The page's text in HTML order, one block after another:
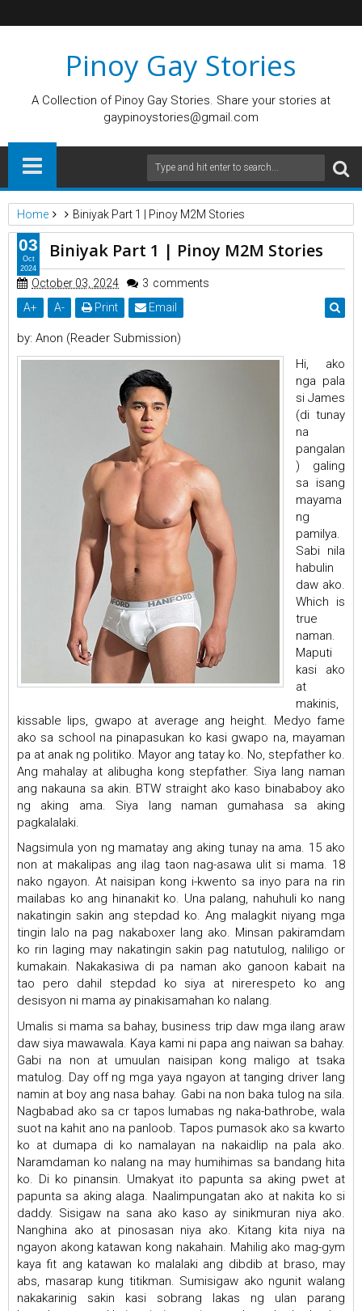
Pinoy Gay Stories
A Collection of Pinoy Gay Stories. Share your stories at
gaypinoystories@gmail.com
Home Biniyak Part 1 | Pinoy M2M Stories
Biniyak Part 1 | Pinoy M2M Stories
October 03, 2024 3 comments
A+ A- Print Email
by: Anon (Reader Submission)
Hi, ako
nga pala
si James
(di tunay
na
pangalan
) galing
sa isang
mayama
ng
pamilya.
Sabi nila
habulin
daw ako.
Which is
true
naman.
Maputi
kasi ako
at
makinis,
kissable lips, gwapo at average ang height. Medyo fame
ako sa school na pinapasukan ko kasi gwapo na, mayaman
pa at anak ng politiko. Mayor ang tatay ko. No, stepfather ko.
Ang mahalay at alibugha kong stepfather. Siya lang naman
ang nakauna sa akin. BTW straight ako kaso binababoy ako
ng aking ama. Siya lang naman gumahasa sa aking
pagkalalaki.
Nagsimula yon ng mamatay ang aking tunay na ama. 15 ako
non at makalipas ang ilag taon nag-asawa ulit si mama. 18
nako ngayon. At naisipan kong i-kwento sa inyo para na rin
mailabas ko ang hinanakit ko. Una palang, nahuhuli ko nang
nakatingin sakin ang stepdad ko. Ang malagkit niyang mga
tingin lalo na pag nakaboxer lang ako. Minsan pakiramdam
ko rin laging may nakatingin sakin pag natutulog, naliligo or
kumakain. Nakakasiwa di pa naman ako ganoon kabait na
tao pero dahil stepdad ko siya at nirerespeto ko ang
desisyon ni mama ay pinakisamahan ko nalang.
Umalis si mama sa bahay, business trip daw mga ilang araw
daw siya mawawala. Kaya kami ni papa ang naiwan sa bahay.
Gabi na non at umuulan naisipan kong maligo at tsaka
matulog. Day off ng mga yaya ngayon at tanging driver lang
namin at boy ang nasa bahay. Gabi na non baka tulog na sila.
Nagbabad ako sa cr tapos lumabas ng naka-bathrobe, wala
suot na kahit ano na panloob. Tapos pumasok ako sa kwarto
ko at dumapa di ko namalayan na nakaidlip na pala ako.
Naramdaman ko nalang na may humihimas sa bandang hita
ko. Di ko pinansin. Umakyat ito papunta sa aking pwet at
papunta sa aking alaga. Naalimpungatan ako at nakita ko si
daddy. Sisigaw na sana ako kaso ay sinikmuran niya ako.
Nanghina ako at pinosasan niya ako. Kitang kita niya na
ngayon akong katawan kong nakahain. Mahilig ako mag-gym
kaya fit ang katawan ko malalaki ang dibdib at braso, may
abs, masarap kung titikman. Sumisigaw ako ngunit walang
nakakarinig sakin kasi sobrang lakas ng ulan parang
03
Oct
2024